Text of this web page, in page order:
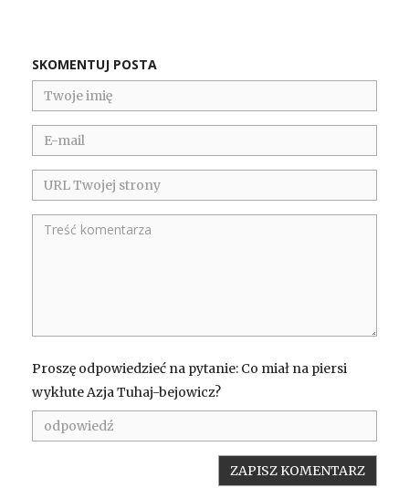
SKOMENTUJ POSTA
Proszę odpowiedzieć na pytanie: Co miał na piersi
wykłute Azja Tuhaj-bejowicz?